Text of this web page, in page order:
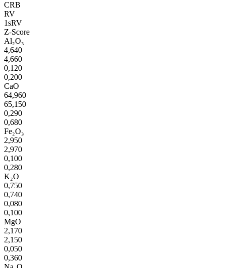
CRB
RV
1sRV
Z-Score
Al₂O₃
4,640
4,660
0,120
0,200
CaO
64,960
65,150
0,290
0,680
Fe₂O₃
2,950
2,970
0,100
0,280
K₂O
0,750
0,740
0,080
0,100
MgO
2,170
2,150
0,050
0,360